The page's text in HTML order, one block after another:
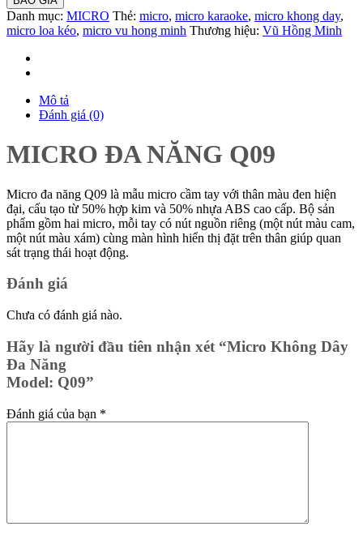
Danh mục: MICRO Thẻ: micro, micro karaoke, micro khong day,
micro loa kéo, micro vu hong minh Thương hiệu: Vũ Hồng Minh
Mô tả
Đánh giá (0)
MICRO ĐA NĂNG Q09
Micro đa năng Q09 là mẫu micro cầm tay với thân màu đen hiện
đại, cấu tạo từ 50% hợp kim và 50% nhựa ABS cao cấp. Bộ sản
phẩm gồm hai micro, mỗi tay có nút nguồn riêng (một nút màu cam,
một nút màu xám) cùng màn hình hiển thị đặt trên thân giúp quan
sát trạng thái hoạt động.
Đánh giá
Chưa có đánh giá nào.
Hãy là người đầu tiên nhận xét “Micro Không Dây
Đa Năng
Model: Q09”
Đánh giá của bạn *